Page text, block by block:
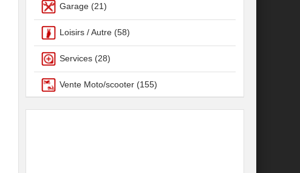
Garage (21)
Loisirs / Autre (58)
Services (28)
Vente Moto/scooter (155)